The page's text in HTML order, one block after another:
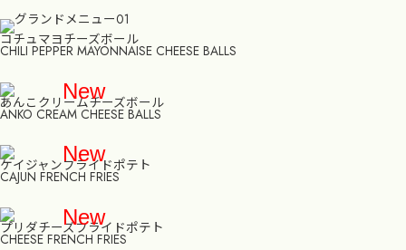
コチュマヨチーズボール
CHILI PEPPER MAYONNAISE CHEESE BALLS
New
あんこクリームチーズボール
ANKO CREAM CHEESE BALLS
New
ケイジャンフライドポテト
CAJUN FRENCH FRIES
New
プリダチーズフライドポテト
CHEESE FRENCH FRIES